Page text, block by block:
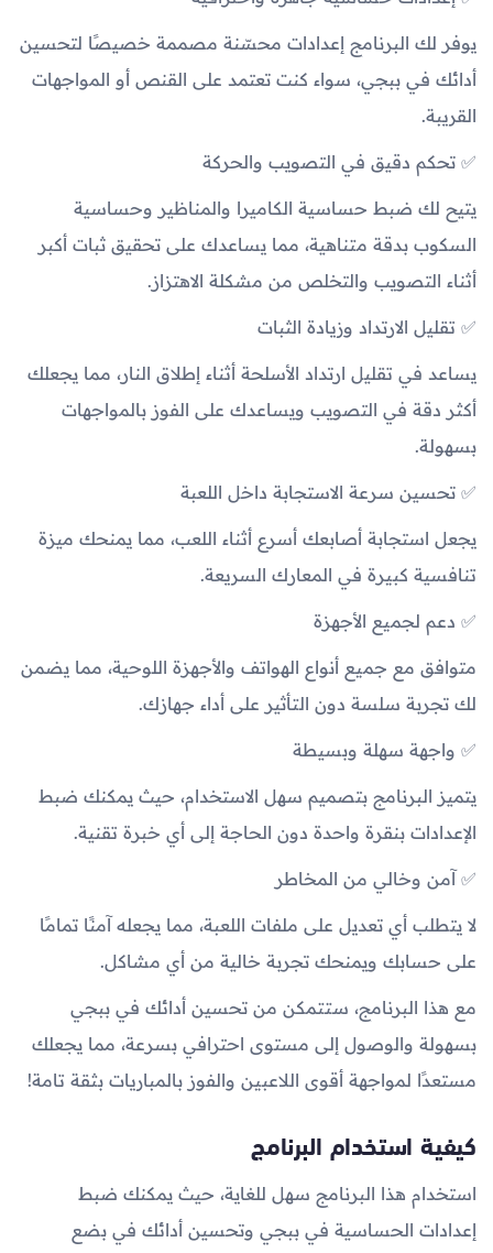
يوفر لك البرنامج إعدادات محسّنة مصممة خصيصًا لتحسين
أدائك في ببجي، سواء كنت تعتمد على القنص أو المواجهات
القريبة.
✅ تحكم دقيق في التصويب والحركة
يتيح لك ضبط حساسية الكاميرا والمناظير وحساسية
السكوب بدقة متناهية، مما يساعدك على تحقيق ثبات أكبر
أثناء التصويب والتخلص من مشكلة الاهتزاز.
✅ تقليل الارتداد وزيادة الثبات
يساعد في تقليل ارتداد الأسلحة أثناء إطلاق النار، مما يجعلك
أكثر دقة في التصويب ويساعدك على الفوز بالمواجهات
بسهولة.
✅ تحسين سرعة الاستجابة داخل اللعبة
يجعل استجابة أصابعك أسرع أثناء اللعب، مما يمنحك ميزة
تنافسية كبيرة في المعارك السريعة.
✅ دعم لجميع الأجهزة
متوافق مع جميع أنواع الهواتف والأجهزة اللوحية، مما يضمن
لك تجربة سلسة دون التأثير على أداء جهازك.
✅ واجهة سهلة وبسيطة
يتميز البرنامج بتصميم سهل الاستخدام، حيث يمكنك ضبط
الإعدادات بنقرة واحدة دون الحاجة إلى أي خبرة تقنية.
✅ آمن وخالي من المخاطر
لا يتطلب أي تعديل على ملفات اللعبة، مما يجعله آمنًا تمامًا
على حسابك ويمنحك تجربة خالية من أي مشاكل.
مع هذا البرنامج، ستتمكن من تحسين أدائك في ببجي
بسهولة والوصول إلى مستوى احترافي بسرعة، مما يجعلك
مستعدًا لمواجهة أقوى اللاعبين والفوز بالمباريات بثقة تامة!
كيفية استخدام البرنامج
استخدام هذا البرنامج سهل للغاية، حيث يمكنك ضبط
إعدادات الحساسية في ببجي وتحسين أدائك في بضع